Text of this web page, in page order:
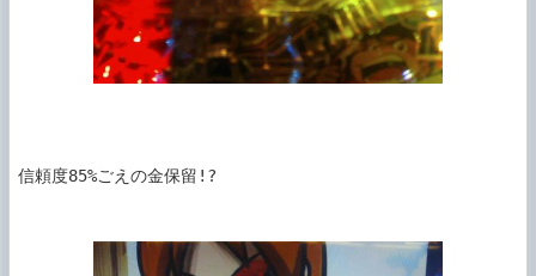
信頼度85%ごえの金保留!?